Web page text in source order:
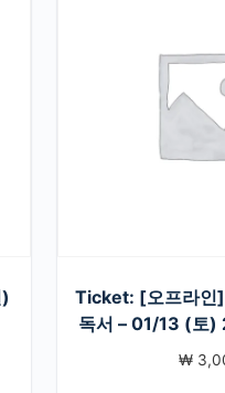
Ticket: [오프라인]
독서 – 01/13 (토
₩